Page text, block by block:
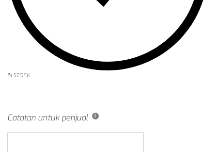
IN STOCK
Catatan untuk penjual